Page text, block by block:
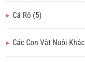
Cá Rô (5)
Các Con Vật Nuôi Khác